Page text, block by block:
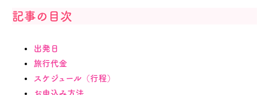
記事の目次
出発日
旅行代金
スケジュール（行程）